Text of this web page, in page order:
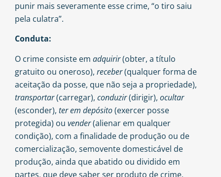
punir mais severamente esse crime, “o tiro saiu
pela culatra”.
Conduta:
O crime consiste em adquirir(obter, a título
gratuito ou oneroso), receber(qualquer forma de
aceitação da posse, que não seja a propriedade),
transportar(carregar), conduzir(dirigir), ocultar
(esconder), ter em depósito(exercer posse
protegida) ou vender(alienar em qualquer
condição), com a finalidade de produção ou de
comercialização, semovente domesticável de
produção, ainda que abatido ou dividido em
partes, que deve saber ser produto de crime.